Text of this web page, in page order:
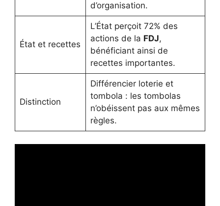
d’organisation.
État et recettes
L’État perçoit 72% des
actions de la FDJ,
bénéficiant ainsi de
recettes importantes.
Distinction
Différencier loterie et
tombola : les tombolas
n’obéissent pas aux mêmes
règles.